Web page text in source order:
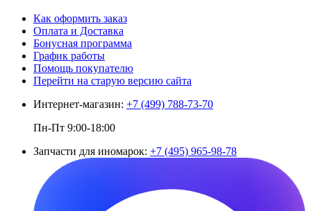
Как оформить заказ
Оплата и Доставка
Бонусная программа
График работы
Помощь покупателю
Перейти на старую версию сайта
Интернет-магазин: +7 (499) 788-73-70
Пн-Пт 9:00-18:00
Запчасти для иномарок: +7 (495) 965-98-78